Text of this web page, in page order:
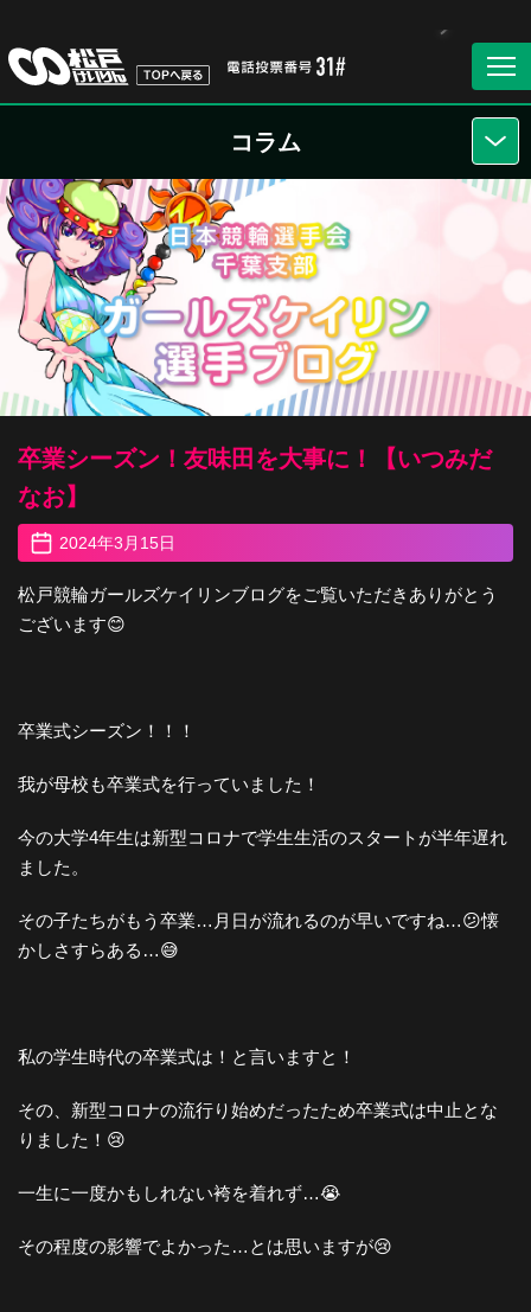
コラム
卒業シーズン！友味田を大事に！【いつみだ
なお】
2024年3月15日
松戸競輪ガールズケイリンブログをご覧いただきありがとう
ございます😊
卒業式シーズン！！！
我が母校も卒業式を行っていました！
今の大学4年生は新型コロナで学生生活のスタートが半年遅れ
ました。
その子たちがもう卒業…月日が流れるのが早いですね…😕懐
かしさすらある…😅
私の学生時代の卒業式は！と言いますと！
その、新型コロナの流行り始めだったため卒業式は中止とな
りました！😢
一生に一度かもしれない袴を着れず…😭
その程度の影響でよかった…とは思いますが😢